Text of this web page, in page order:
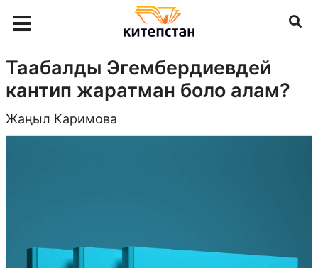
Таабалды Эгембердиевдей
кантип жаратман боло алам?
Жаңыл Каримова